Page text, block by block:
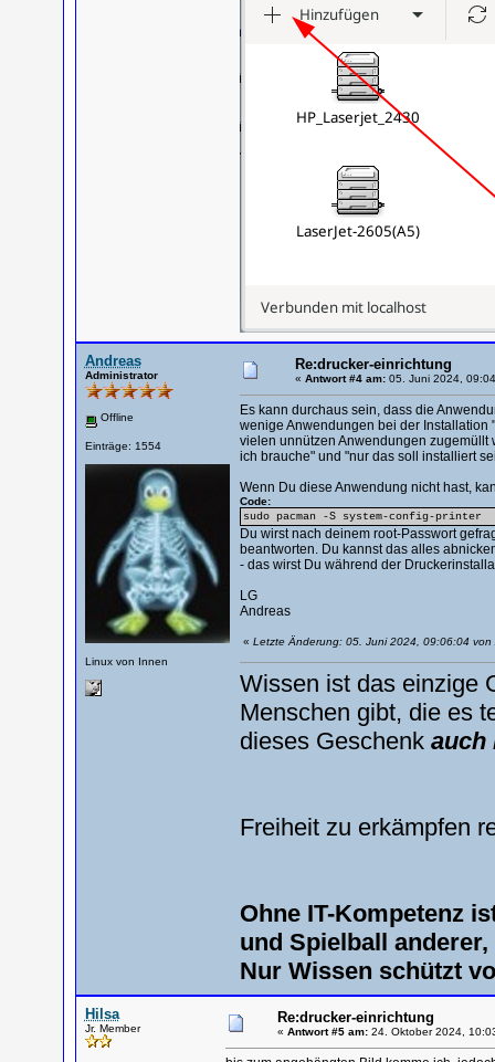
Andreas
Administrator
Offline
Einträge: 1554
Linux von Innen
Re:drucker-einrichtung
« Antwort #4 am:05. Juni 2024,
Es kann durchaus sein, dass die
wenige Anwendungen bei der Installation
vielen unnützen Anwendungen zugemüllt
ich brauche" und "nur das soll installiert
Wenn Du diese Anwendung nicht hast,
Code:
sudo pacman -S system-config-printer
Du wirst nach deinem root-Passwort
beantworten. Du kannst das alles
- das wirst Du während der
LG
Andreas
« Letzte Änderung: 05. Juni 2024, 09:06:04 von
Wissen ist das einzige
Menschen gibt, die es
dieses Geschenk auch
Freiheit zu erkämpfen
Ohne IT-Kompetenz
und Spielball
Nur Wissen schützt
Hilsa
Jr. Member
Re:drucker-einrichtung
« Antwort #5 am:24. Oktober 2024,